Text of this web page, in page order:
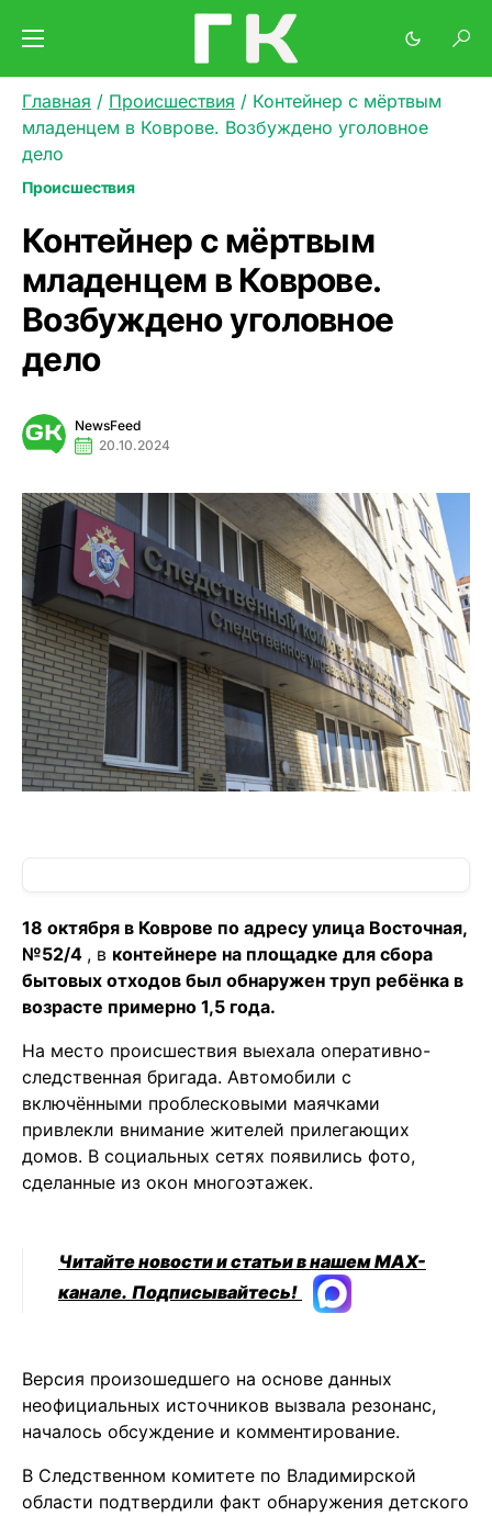
Главная / Происшествия / Контейнер с мёртвым
младенцем в Коврове. Возбуждено уголовное
дело
Происшествия
Контейнер с мёртвым
младенцем в Коврове.
Возбуждено уголовное
дело
NewsFeed
20.10.2024
18 октября в Коврове по адресу улица Восточная,
№52/4 , в контейнере на площадке для сбора
бытовых отходов был обнаружен труп ребёнка в
возрасте примерно 1,5 года.
На место происшествия выехала оперативно-
следственная бригада. Автомобили с
включёнными проблесковыми маячками
привлекли внимание жителей прилегающих
домов. В социальных сетях появились фото,
сделанные из окон многоэтажек.
Читайте новости и статьи в нашем MAX-
канале. Подписывайтесь!
Версия произошедшего на основе данных
неофициальных источников вызвала резонанс,
началось обсуждение и комментирование.
В Следственном комитете по Владимирской
области подтвердили факт обнаружения детского